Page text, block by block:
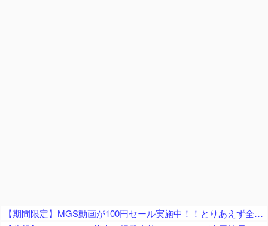
【期間限定】MGS動画が100円セール実施中！！とりあえず全部買うやろｗｗｗｗｗ